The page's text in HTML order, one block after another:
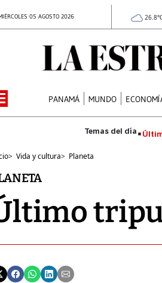
05 AGOSTO 2026
PANAMÁ MUNDO
> Vida y cultura> Planeta